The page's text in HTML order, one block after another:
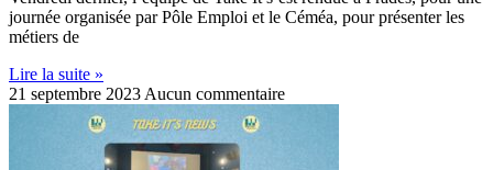
journée organisée par Pôle Emploi et le Céméa, pour présenter les
métiers de
Lire la suite »
21 septembre 2023 Aucun commentaire